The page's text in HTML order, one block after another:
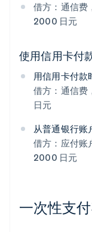
借方：通信费
2000 日元
使用信用卡付
用信用卡付款
借方：通信
日元
从普通银行账
借方：应付账
2000 日元
一次性支